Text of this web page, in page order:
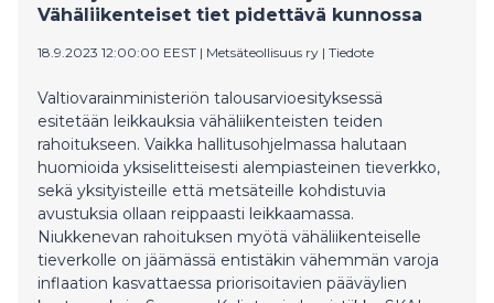
Vähäliikenteiset tiet pidettävä kunnossa
18.9.2023 12:00:00 EEST | Metsäteollisuus ry | Tiedote
Valtiovarainministeriön talousarvioesityksessä
esitetään leikkauksia vähäliikenteisten teiden
rahoitukseen. Vaikka hallitusohjelmassa halutaan
huomioida yksiselitteisesti alempiasteinen tieverkko,
sekä yksityisteille että metsäteille kohdistuvia
avustuksia ollaan reippaasti leikkaamassa.
Niukkenevan rahoituksen myötä vähäliikenteiselle
tieverkolle on jäämässä entistäkin vähemmän varoja
inflaation kasvattaessa priorisoitavien pääväylien